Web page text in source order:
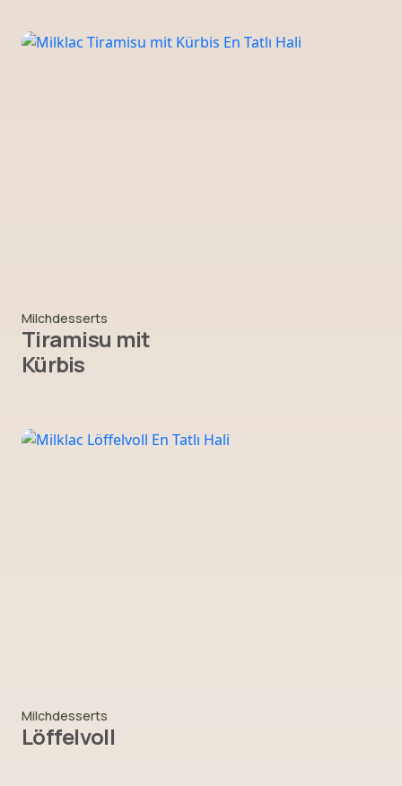
Milchdesserts
Tiramisu mit
Kürbis
Milchdesserts
Löffelvoll